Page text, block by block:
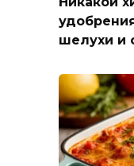
шелухи и